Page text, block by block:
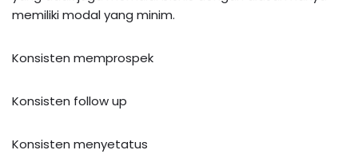
memiliki modal yang minim.
Konsisten memprospek
Konsisten follow up
Konsisten menyetatus